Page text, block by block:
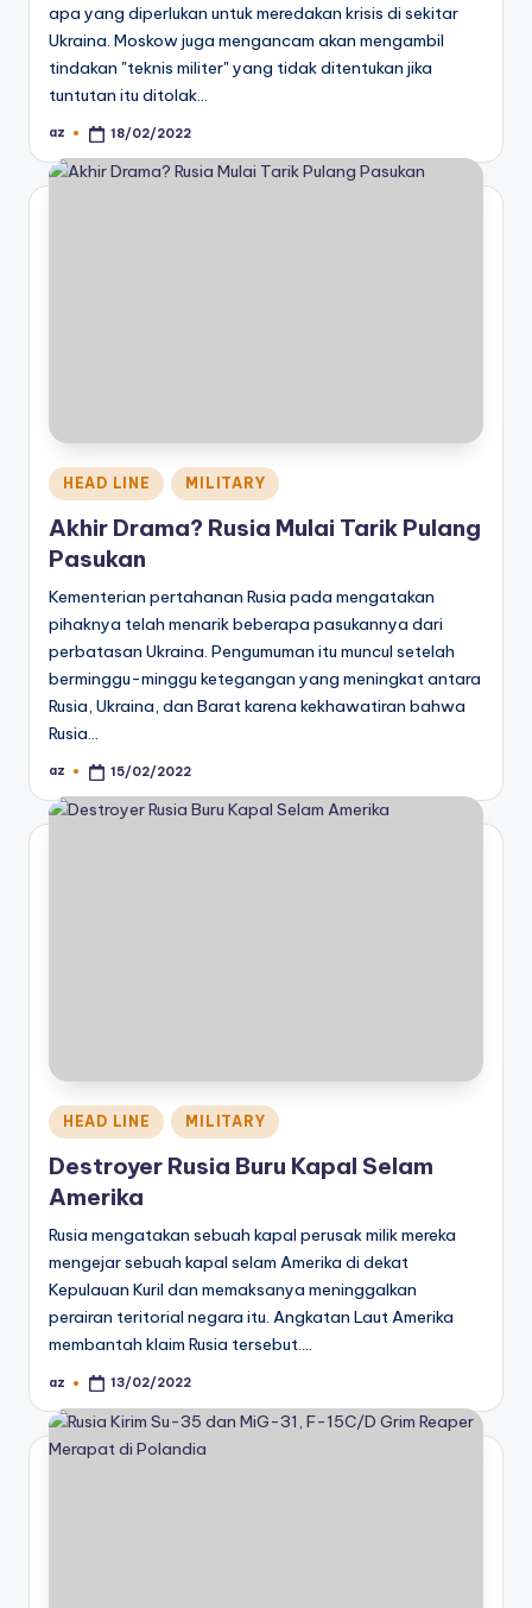
apa yang diperlukan untuk meredakan krisis di sekitar
Ukraina. Moskow juga mengancam akan mengambil
tindakan "teknis militer" yang tidak ditentukan jika
tuntutan itu ditolak…
Posted
az 18/02/2022
Posted
in
HEAD LINE MILITARY
Akhir Drama? Rusia Mulai Tarik Pulang
Pasukan
Kementerian pertahanan Rusia pada mengatakan
pihaknya telah menarik beberapa pasukannya dari
perbatasan Ukraina. Pengumuman itu muncul setelah
berminggu-minggu ketegangan yang meningkat antara
Rusia, Ukraina, dan Barat karena kekhawatiran bahwa
Rusia…
Posted
az 15/02/2022
Posted
in
HEAD LINE MILITARY
Destroyer Rusia Buru Kapal Selam
Amerika
Rusia mengatakan sebuah kapal perusak milik mereka
mengejar sebuah kapal selam Amerika di dekat
Kepulauan Kuril dan memaksanya meninggalkan
perairan teritorial negara itu. Angkatan Laut Amerika
membantah klaim Rusia tersebut.…
Posted
az 13/02/2022